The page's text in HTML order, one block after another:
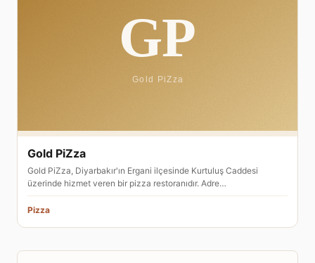
Gold PiZza
Gold PiZza, Diyarbakır'ın Ergani ilçesinde Kurtuluş Caddesi
üzerinde hizmet veren bir pizza restoranıdır. Adre…
Pizza